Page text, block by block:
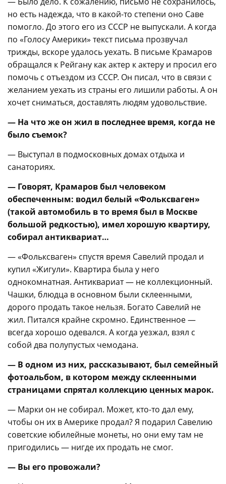
но есть надежда, что в какой-то степени оно Саве
помогло. До этого его из СССР не выпускали. А когда
по «Голосу Америки» текст письма прозвучал
трижды, вскоре удалось уехать. В письме Крамаров
обращался к Рейгану как актер к актеру и просил его
помочь с отъездом из СССР. Он писал, что в связи с
желанием уехать из страны его лишили работы. А он
хочет сниматься, доставлять людям удовольствие.
— На что же он жил в последнее время, когда не
было съемок?
— Выступал в подмосковных домах отдыха и
санаториях.
— Говорят, Крамаров был человеком
обеспеченным: водил белый «Фольксваген»
(такой автомобиль в то время был в Москве
большой редкостью), имел хорошую квартиру,
собирал антиквариат…
— «Фольксваген» спустя время Савелий продал и
купил «Жигули». Квартира была у него
однокомнатная. Антиквариат — не коллекционный.
Чашки, блюдца в основном были склеенными,
дорого продать такое нельзя. Богато Савелий не
жил. Питался крайне скромно. Единственное —
всегда хорошо одевался. А когда уезжал, взял с
собой два полупустых чемодана.
— В одном из них, рассказывают, был семейный
фотоальбом, в котором между склеенными
страницами спрятал коллекцию ценных марок.
— Марки он не собирал. Может, кто-то дал ему,
чтобы он их в Америке продал? Я подарил Савелию
советские юбилейные монеты, но они ему там не
пригодились — нигде их продать не смог.
— Вы его провожали?